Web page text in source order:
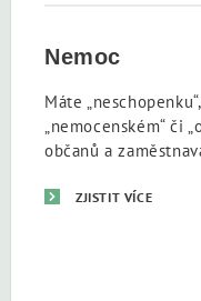
Nemoc
Máte
„nemocenském“ či
občanů a
ZJISTIT VÍCE